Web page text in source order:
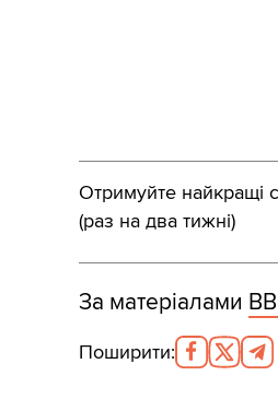
Отримуйте найкращі
(раз на два тижні)
За матеріалами
Поширити: